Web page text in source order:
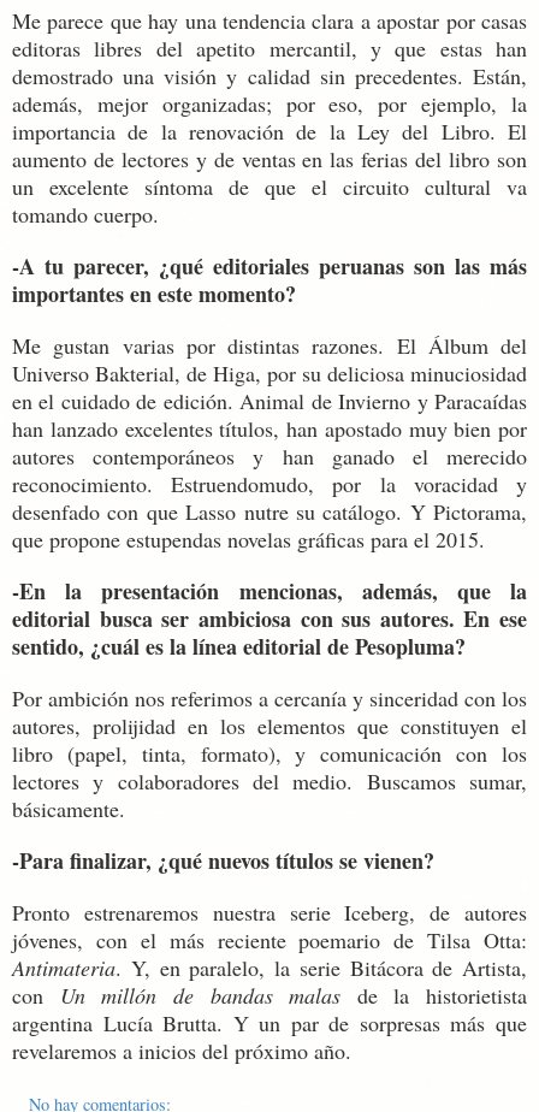
Me parece que hay una tendencia clara a apostar por casas
editoras libres del apetito mercantil, y que estas han
demostrado una visión y calidad sin precedentes. Están,
además, mejor organizadas; por eso, por ejemplo, la
importancia de la renovación de la Ley del Libro. El
aumento de lectores y de ventas en las ferias del libro son
un excelente síntoma de que el circuito cultural va
tomando cuerpo.
-A tu parecer, ¿qué editoriales peruanas son las más
importantes en este momento?
Me gustan varias por distintas razones. El Álbum del
Universo Bakterial, de Higa, por su deliciosa minuciosidad
en el cuidado de edición. Animal de Invierno y Paracaídas
han lanzado excelentes títulos, han apostado muy bien por
autores contemporáneos y han ganado el merecido
reconocimiento. Estruendomudo, por la voracidad y
desenfado con que Lasso nutre su catálogo. Y Pictorama,
que propone estupendas novelas gráficas para el 2015.
-En la presentación mencionas, además, que la
editorial busca ser ambiciosa con sus autores. En ese
sentido, ¿cuál es la línea editorial de Pesopluma?
Por ambición nos referimos a cercanía y sinceridad con los
autores, prolijidad en los elementos que constituyen el
libro (papel, tinta, formato), y comunicación con los
lectores y colaboradores del medio. Buscamos sumar,
básicamente.
-Para finalizar, ¿qué nuevos títulos se vienen?
Pronto estrenaremos nuestra serie Iceberg, de autores
jóvenes, con el más reciente poemario de Tilsa Otta:
Antimateria. Y, en paralelo, la serie Bitácora de Artista,
con Un millón de bandas malas de la historietista
argentina Lucía Brutta. Y un par de sorpresas más que
revelaremos a inicios del próximo año.
No hay comentarios: